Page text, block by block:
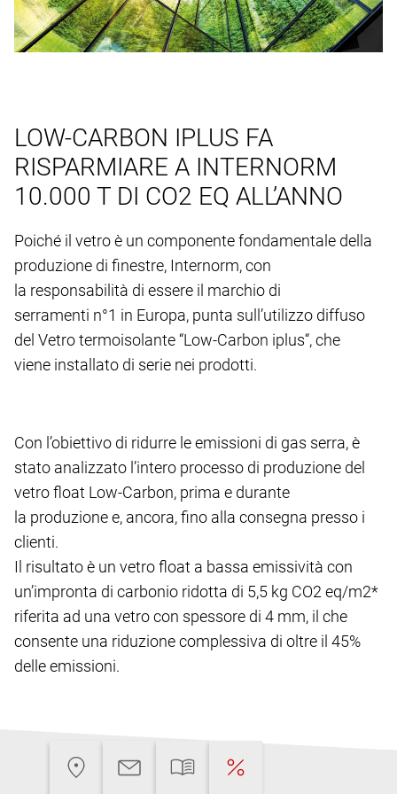
LOW-CARBON IPLUS FA
RISPARMIARE A INTERNORM
10.000 T DI CO2 EQ ALL’ANNO
Poiché il vetro è un componente fondamentale della
produzione di finestre, Internorm, con
la responsabilità di essere il marchio di
serramenti n°1 in Europa, punta sull’utilizzo diffuso
del Vetro termoisolante “Low-Carbon iplus“, che
viene installato di serie nei prodotti.
Con l’obiettivo di ridurre le emissioni di gas serra, è
stato analizzato l’intero processo di produzione del
vetro float Low-Carbon, prima e durante
la produzione e, ancora, fino alla consegna presso i
clienti.
Il risultato è un vetro float a bassa emissività con
un’impronta di carbonio ridotta di 5,5 kg CO2 eq/m2*
riferita ad una vetro con spessore di 4 mm, il che
consente una riduzione complessiva di oltre il 45%
delle emissioni.